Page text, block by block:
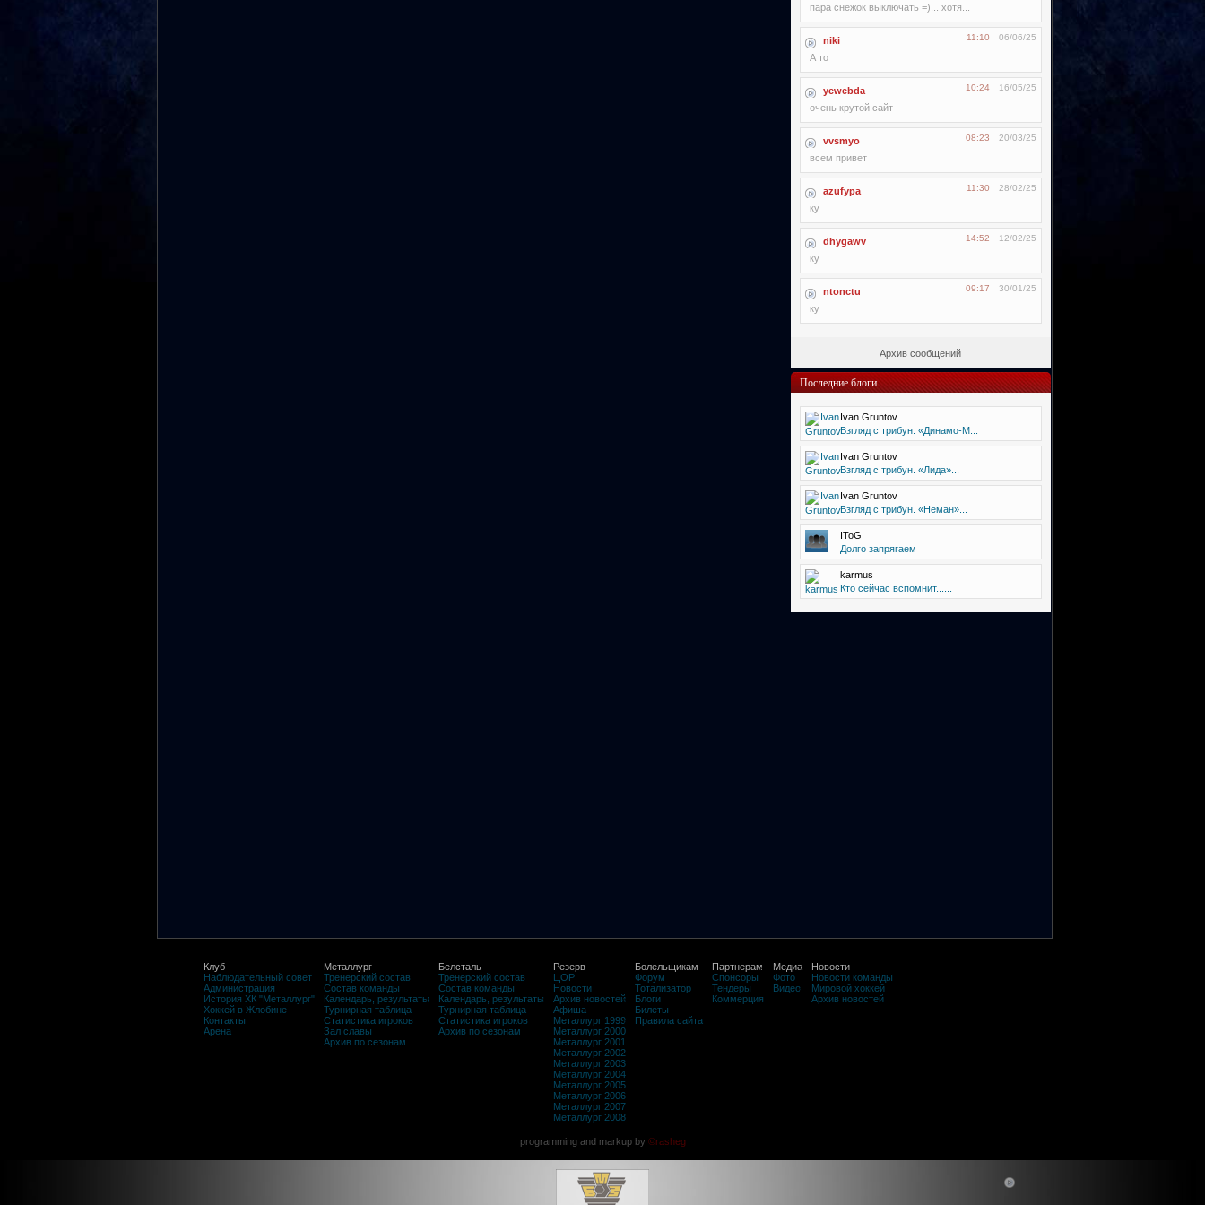
пара снежок выключать =)... хотя...
niki 06/06/25
11:10
А то
yewebda 16/05/25
10:24
очень крутой сайт
vvsmyo 20/03/25
08:23
всем привет
azufypa 28/02/25
11:30
ку
dhygawv 12/02/25
14:52
ку
ntonctu 30/01/25
09:17
ку
Архив сообщений
Последние блоги
Ivan Gruntov
Взгляд с трибун. «Динамо-М...
Ivan Gruntov
Взгляд с трибун. «Лида»...
Ivan Gruntov
Взгляд с трибун. «Неман»...
IToG
Долго запрягаем
karmus
Кто сейчас вспомнит......
Клуб
Наблюдательный совет
Администрация
История ХК "Металлург"
Хоккей в Жлобине
Контакты
Арена
Металлург
Тренерский состав
Состав команды
Календарь, результаты
Турнирная таблица
Статистика игроков
Зал славы
Архив по сезонам
Белсталь
Тренерский состав
Состав команды
Календарь, результаты
Турнирная таблица
Статистика игроков
Архив по сезонам
Резерв
ЦОР
Новости
Архив новостей
Афиша
Металлург 1999
Металлург 2000
Металлург 2001
Металлург 2002
Металлург 2003
Металлург 2004
Металлург 2005
Металлург 2006
Металлург 2007
Металлург 2008
Болельщикам
Форум
Тотализатор
Блоги
Билеты
Правила сайта
Партнерам
Спонсоры
Тендеры
Коммерция
Медиа
Фото
Видео
Новости
Новости команды
Мировой хоккей
Архив новостей
programming and markup by ©rasheg